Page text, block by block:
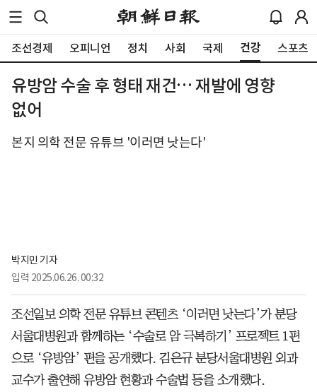
조선경제 오피니언 정치 사회 국제 건강 스포츠
유방암 수술 후 형태 재건… 재발에 영향
없어
본지 의학 전문 유튜브 '이러면 낫는다'
박지민 기자
입력 2025.06.26. 00:32
조선일보 의학 전문 유튜브 콘텐츠 ‘이러면 낫는다’가 분당
서울대병원과 함께하는 ‘수술로 암 극복하기’ 프로젝트 1편
으로 ‘유방암’ 편을 공개했다. 김은규 분당서울대병원 외과
교수가 출연해 유방암 현황과 수술법 등을 소개했다.